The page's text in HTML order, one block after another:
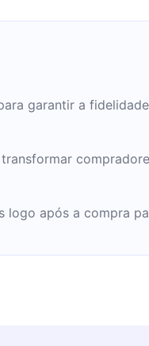
garantir a
logo após a compra